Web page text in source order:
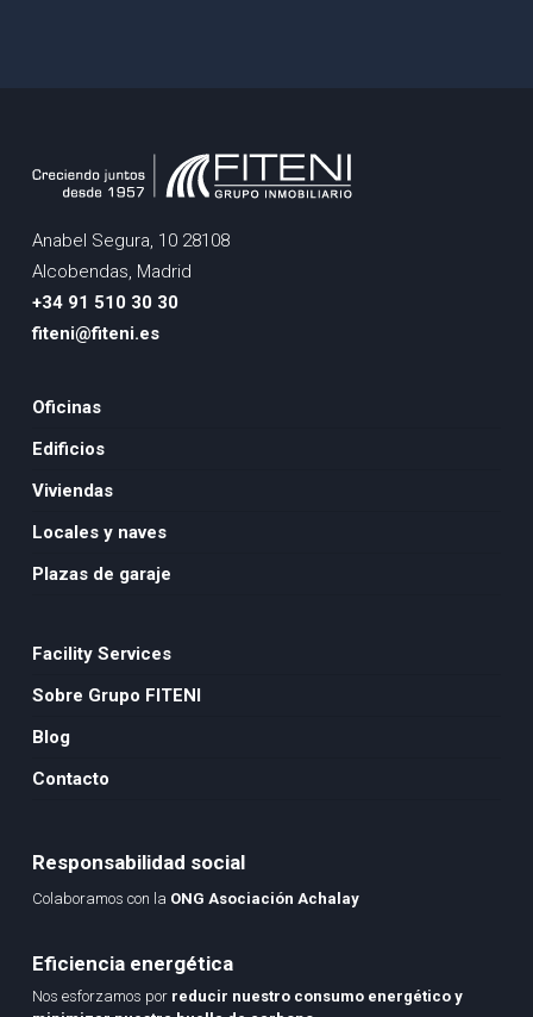
Anabel Segura, 10 28108
Alcobendas, Madrid
+34 91 510 30 30
fiteni@fiteni.es
Oficinas
Edificios
Viviendas
Locales y naves
Plazas de garaje
Facility Services
Sobre Grupo FITENI
Blog
Contacto
Responsabilidad social
Colaboramos con la ONG Asociación Achalay
Eficiencia energética
Nos esforzamos por reducir nuestro consumo energético y